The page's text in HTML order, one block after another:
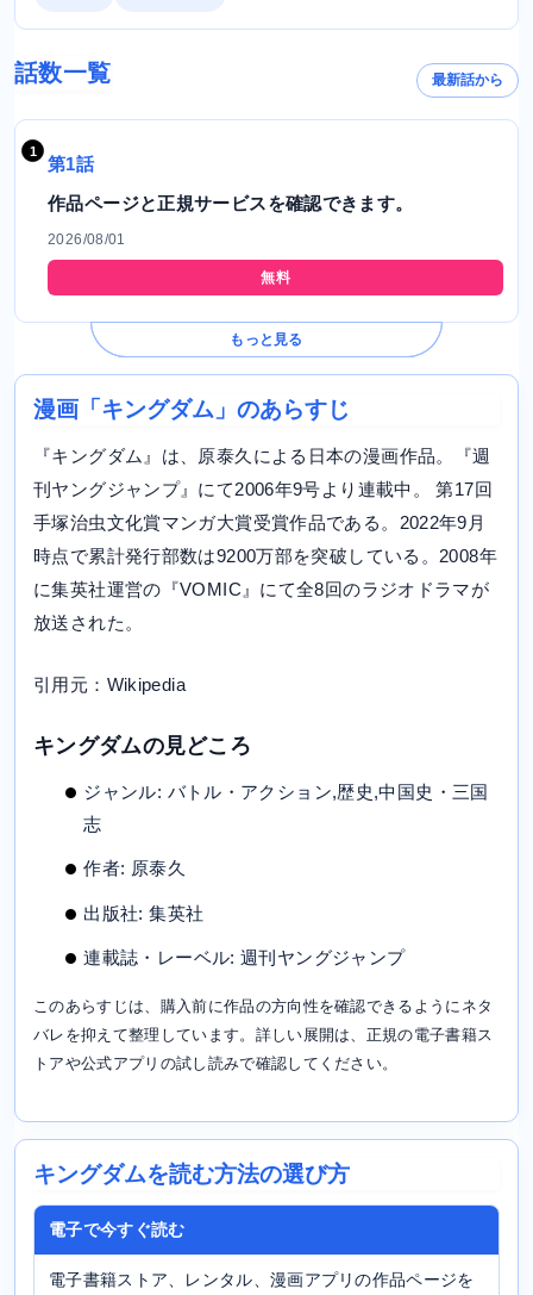
話数一覧 最新話から
第1話
作品ページと正規サービスを確認できます。
2026/08/01
無料
もっと見る
漫画「キングダム」のあらすじ
『キングダム』は、原泰久による日本の漫画作品。『週
刊ヤングジャンプ』にて2006年9号より連載中。 第17回
手塚治虫文化賞マンガ大賞受賞作品である。2022年9月
時点で累計発行部数は9200万部を突破している。2008年
に集英社運営の『VOMIC』にて全8回のラジオドラマが
放送された。
引用元：Wikipedia
キングダムの見どころ
ジャンル: バトル・アクション,歴史,中国史・三国
志
作者: 原泰久
出版社: 集英社
連載誌・レーベル: 週刊ヤングジャンプ
このあらすじは、購入前に作品の方向性を確認できるようにネタ
バレを抑えて整理しています。詳しい展開は、正規の電子書籍ス
トアや公式アプリの試し読みで確認してください。
キングダムを読む方法の選び方
電子で今すぐ読む
電子書籍ストア、レンタル、漫画アプリの作品ページを